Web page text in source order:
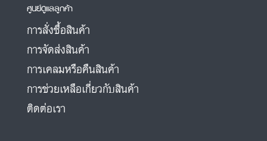
ศูนย์ดูแลลูกค้า
การสั่งซื้อสินค้า
การจัดส่งสินค้า
การเคลมหรือคืนสินค้า
การช่วยเหลือเกี่ยวกับสินค้า
ติดต่อเรา